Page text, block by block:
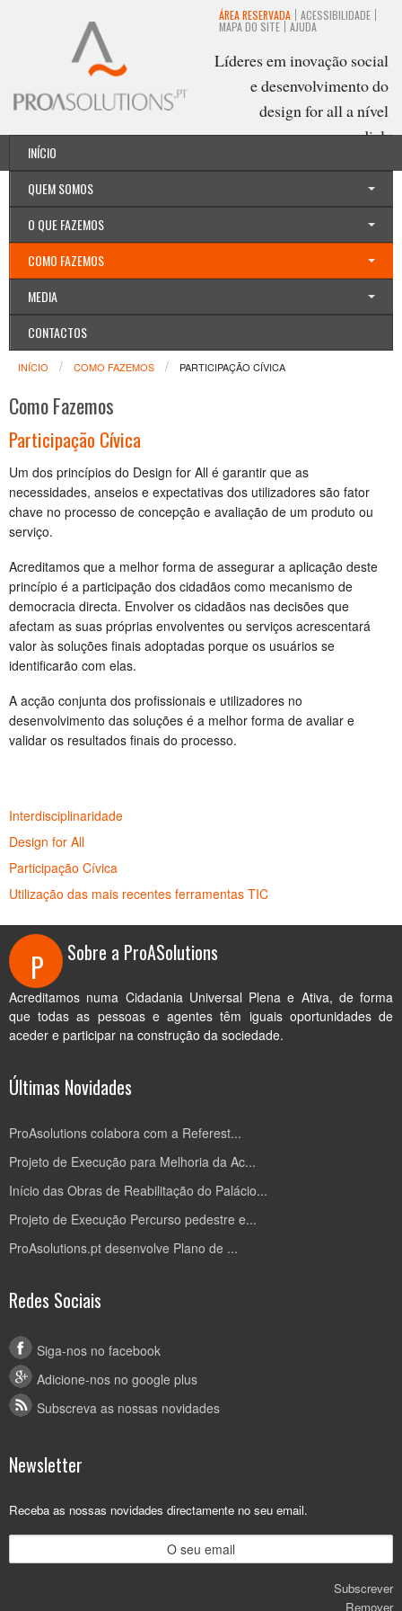
ÁREA RESERVADA ACESSIBILIDADE
MAPA DO SITE AJUDA
Líderes em inovação social
e desenvolvimento do
design for all a nível
mundial.
Português
INÍCIO
QUEM SOMOS
O QUE FAZEMOS
COMO FAZEMOS
MEDIA
CONTACTOS
INÍCIO COMO FAZEMOS PARTICIPAÇÃO CÍVICA
Como Fazemos
Participação Cívica
Um dos princípios do Design for All é garantir que as
necessidades, anseios e expectativas dos utilizadores são fator
chave no processo de concepção e avaliação de um produto ou
serviço.
Acreditamos que a melhor forma de assegurar a aplicação deste
princípio é a participação dos cidadãos como mecanismo de
democracia directa. Envolver os cidadãos nas decisões que
afectam as suas próprias envolventes ou serviços acrescentará
valor às soluções finais adoptadas porque os usuários se
identificarão com elas.
A acção conjunta dos profissionais e utilizadores no
desenvolvimento das soluções é a melhor forma de avaliar e
validar os resultados finais do processo.
Interdisciplinaridade
Design for All
Participação Cívica
Utilização das mais recentes ferramentas TIC
P Sobre a ProASolutions
Acreditamos numa Cidadania Universal Plena e Ativa, de forma
que todas as pessoas e agentes têm iguais oportunidades de
aceder e participar na construção da sociedade.
Últimas Novidades
ProAsolutions colabora com a Referest...
Projeto de Execução para Melhoria da Ac...
Início das Obras de Reabilitação do Palácio...
Projeto de Execução Percurso pedestre e...
ProAsolutions.pt desenvolve Plano de ...
Redes Sociais
Siga-nos no facebook
Adicione-nos no google plus
Subscreva as nossas novidades
Newsletter
Receba as nossas novidades directamente no seu email.
Subscrever
Remover